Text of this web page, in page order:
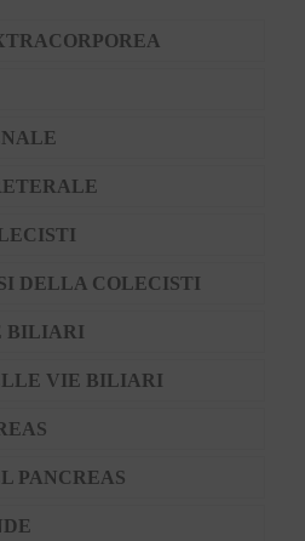
DELLA COLECISTI
BILIARI
VIE BILIARI
PANCREAS